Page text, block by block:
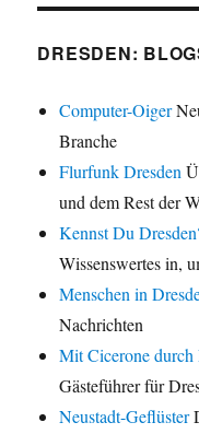
DRESDEN:
Computer-Oiger
Branche
Flurfunk Dresden
und dem Rest der
Kennst Du
Wissenswertes in,
Menschen in
Nachrichten
Mit Cicerone durch
Gästeführer für
Neustadt-Geflüster